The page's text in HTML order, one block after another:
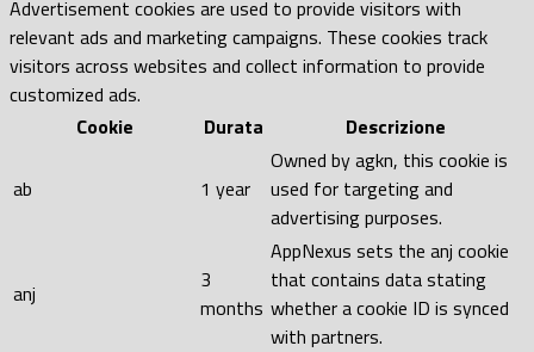
Advertisement cookies are used to provide visitors with
relevant ads and marketing campaigns. These cookies track
visitors across websites and collect information to provide
customized ads.
Cookie
Durata Descrizione
ab 1 year
Owned by agkn, this cookie is
used for targeting and
advertising purposes.
anj
3
months
AppNexus sets the anj cookie
that contains data stating
whether a cookie ID is synced
with partners.